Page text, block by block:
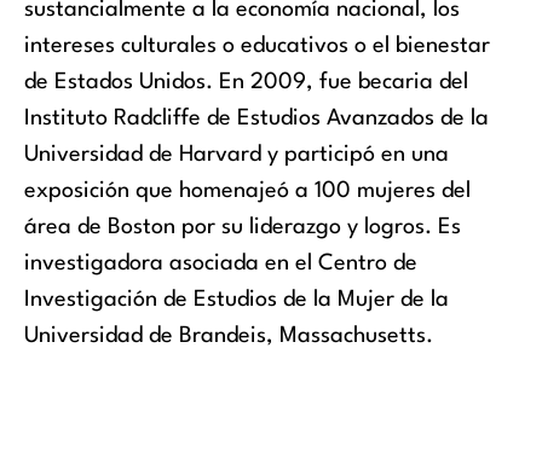
sustancialmente a la economía nacional, los
intereses culturales o educativos o el bienestar
de Estados Unidos. En 2009, fue becaria del
Instituto Radcliffe de Estudios Avanzados de la
Universidad de Harvard y participó en una
exposición que homenajeó a 100 mujeres del
área de Boston por su liderazgo y logros. Es
investigadora asociada en el Centro de
Investigación de Estudios de la Mujer de la
Universidad de Brandeis, Massachusetts.